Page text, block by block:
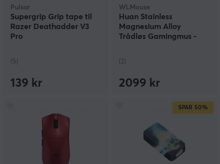
Pulsar
Supergrip Grip tape til
Razer Deathadder V3
Pro
(5)
139 kr
WLMouse
Huan Stainless
Magnesium Alloy
Trådløs Gamingmus -
(2)
2099 kr
SPAR 50%